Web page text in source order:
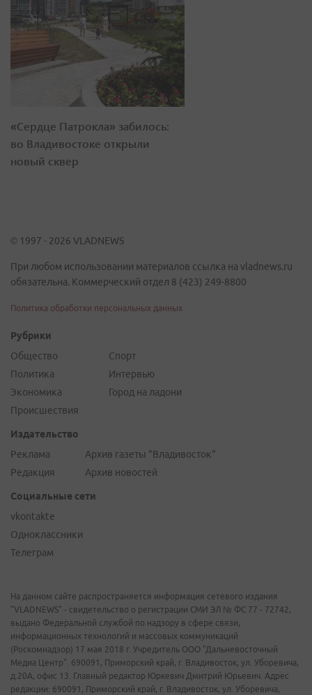
«Сердце Патрокла» забилось:
во Владивостоке открыли
новый сквер
© 1997 - 2026 VLADNEWS
При любом использовании материалов ссылка на vladnews.ru
обязательна. Коммерческий отдел 8 (423) 249-8800
Политика обработки персональных данных
Рубрики
Общество
Политика
Экономика
Происшествия
Спорт
Интервью
Город на ладони
Издательство
Реклама
Редакция
Архив газеты "Владивосток"
Архив новостей
Социальные сети
vkontakte
Одноклассники
Телеграм
На данном сайте распространяется информация сетевого издания
"VLADNEWS" - свидетельство о регистрации СМИ ЭЛ № ФС 77 - 72742,
выдано Федеральной службой по надзору в сфере связи,
информационных технологий и массовых коммуникаций
(Роскомнадзор) 17 мая 2018 г. Учредитель ООО "Дальневосточный
Медиа Центр". 690091, Приморский край, г. Владивосток, ул. Уборевича,
д.20А, офис 13. Главный редактор Юркевич Дмитрий Юрьевич. Адрес
редакции: 690091, Приморский край, г. Владивосток, ул. Уборевича,